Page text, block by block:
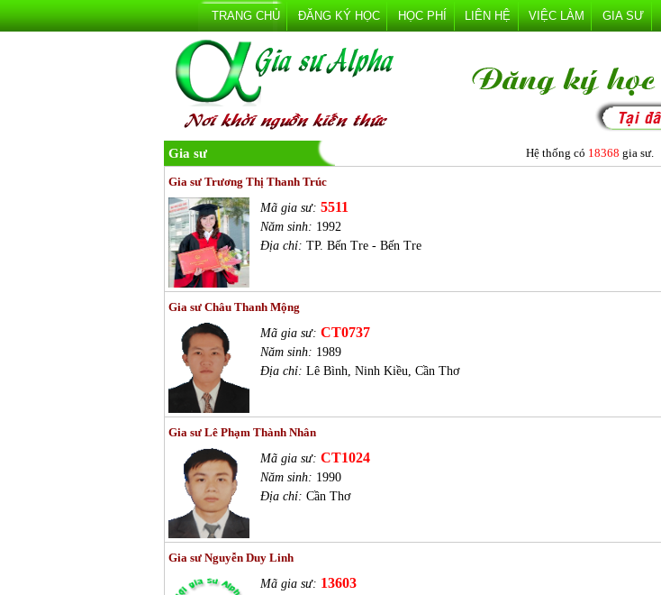
TRANG CHỦ ĐĂNG KÝ HỌC HỌC PHÍ LIÊN HỆ VIỆC LÀM GIA SƯ
Gia sư Hệ thống có 18368 gia sư.
Gia sư Trương Thị Thanh Trúc
Mã gia sư: 5511
Năm sinh: 1992
Địa chỉ: TP. Bến Tre - Bến Tre
Gia sư Châu Thanh Mộng
Mã gia sư: CT0737
Năm sinh: 1989
Địa chỉ: Lê Bình, Ninh Kiều, Cần Thơ
Gia sư Lê Phạm Thành Nhân
Mã gia sư: CT1024
Năm sinh: 1990
Địa chỉ: Cần Thơ
Gia sư Nguyễn Duy Linh
Mã gia sư: 13603